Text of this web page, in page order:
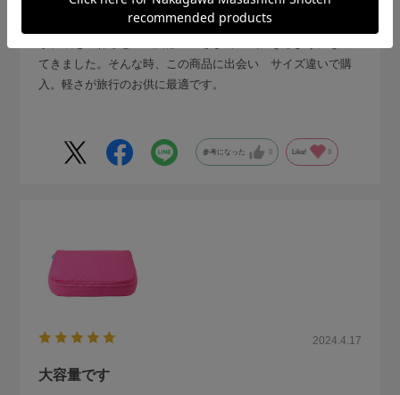
今まで 旅行中の着替えは 風呂敷に包んでおりました
てきました。そんな時、この商品に出会い サイズ違いで購
入。軽さが旅行のお供に最適です。
参考になった 0 Like! 0
2024.4.17
大容量です